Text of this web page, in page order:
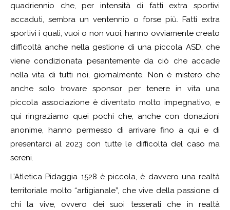
quadriennio che, per intensità di fatti extra sportivi
accaduti, sembra un ventennio o forse più. Fatti extra
sportivi i quali, vuoi o non vuoi, hanno ovviamente creato
difficoltà anche nella gestione di una piccola ASD, che
viene condizionata pesantemente da ciò che accade
nella vita di tutti noi, giornalmente. Non è mistero che
anche solo trovare sponsor per tenere in vita una
piccola associazione è diventato molto impegnativo, e
qui ringraziamo quei pochi che, anche con donazioni
anonime, hanno permesso di arrivare fino a qui e di
presentarci al 2023 con tutte le difficoltà del caso ma
sereni.
L’Atletica Pidaggia 1528 è piccola, è davvero una realtà
territoriale molto “artigianale”, che vive della passione di
chi la vive, ovvero dei suoi tesserati che in realtà